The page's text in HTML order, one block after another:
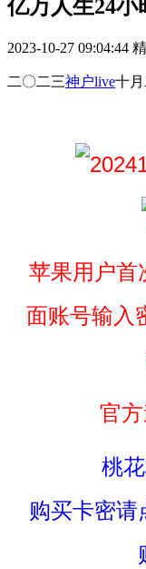
亿万人生24
2023-10-27 09:04:44
二〇二三神户live十月
苹果用户首
面账号输入
官
桃
购买卡密请